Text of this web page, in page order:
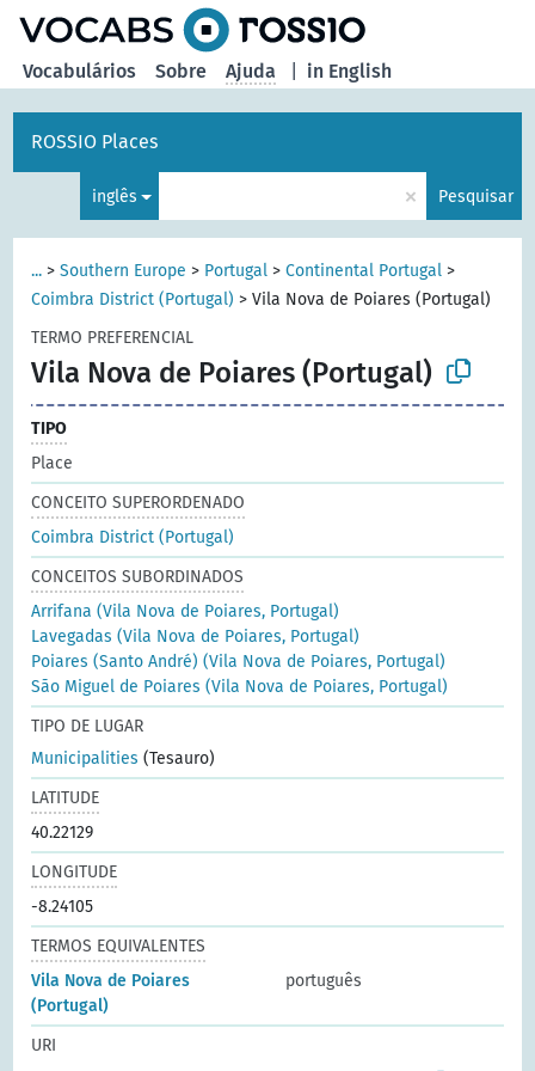
in English
Vocabulários Sobre Ajuda
ROSSIO Places
inglês × Pesquisar
... >Southern Europe > Portugal >Continental Portugal >
Coimbra District (Portugal) >Vila Nova de Poiares (Portugal)
TERMO PREFERENCIAL
Vila Nova de Poiares (Portugal)
TIPO
Place
CONCEITO SUPERORDENADO
Coimbra District (Portugal)
CONCEITOS SUBORDINADOS
Arrifana (Vila Nova de Poiares, Portugal)
Lavegadas (Vila Nova de Poiares, Portugal)
Poiares (Santo André) (Vila Nova de Poiares, Portugal)
São Miguel de Poiares (Vila Nova de Poiares, Portugal)
TIPO DE LUGAR
Municipalities (Tesauro)
LATITUDE
40.22129
LONGITUDE
-8.24105
TERMOS EQUIVALENTES
Vila Nova de Poiares
(Portugal)
português
URI